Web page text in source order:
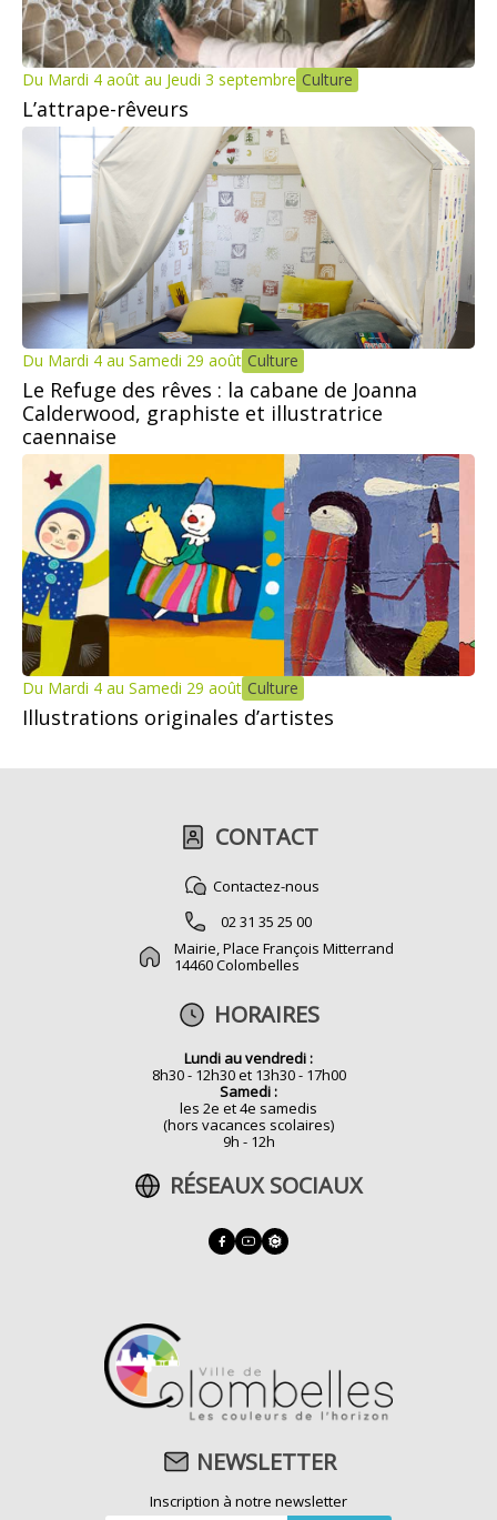
Du Mardi 4 août au Jeudi 3 septembre Culture
L’attrape-rêveurs
Du Mardi 4 au Samedi 29 août Culture
Le Refuge des rêves : la cabane de Joanna
Calderwood, graphiste et illustratrice
caennaise
Du Mardi 4 au Samedi 29 août Culture
Illustrations originales d’artistes
CONTACT
Contactez-nous
02 31 35 25 00
Mairie, Place François Mitterrand
14460 Colombelles
HORAIRES
Lundi au vendredi :
8h30 - 12h30 et 13h30 - 17h00
Samedi :
les 2e et 4e samedis
(hors vacances scolaires)
9h - 12h
RÉSEAUX SOCIAUX
NEWSLETTER
Inscription à notre newsletter